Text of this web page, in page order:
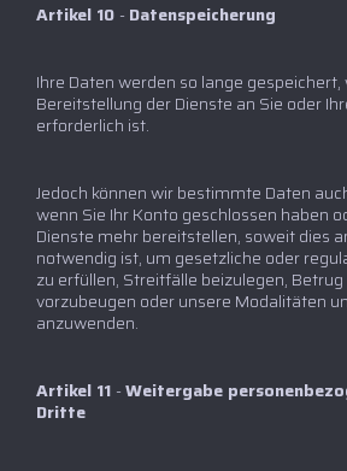
Artikel 10 - Datenspeicherung
Ihre Daten werden so lange gespeichert,
Bereitstellung der Dienste an Sie oder
erforderlich ist.
Jedoch können wir bestimmte Daten
wenn Sie Ihr Konto geschlossen haben
Dienste mehr bereitstellen, soweit dies
notwendig ist, um gesetzliche oder
zu erfüllen, Streitfälle beizulegen,
vorzubeugen oder unsere Modalitäten
anzuwenden.
Artikel 11 -Weitergabe
Dritte